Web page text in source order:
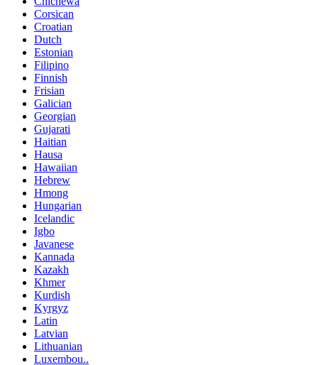
Corsican
Croatian
Dutch
Estonian
Filipino
Finnish
Frisian
Galician
Georgian
Gujarati
Haitian
Hausa
Hawaiian
Hebrew
Hmong
Hungarian
Icelandic
Igbo
Javanese
Kannada
Kazakh
Khmer
Kurdish
Kyrgyz
Latin
Latvian
Lithuanian
Luxembou..